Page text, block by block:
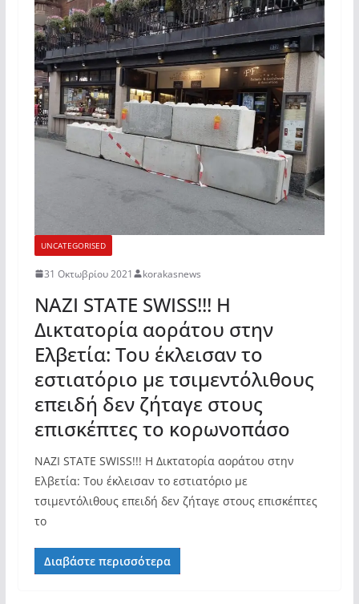
UNCATEGORISED
31 Οκτωβρίου 2021 korakasnews
NAZI STATE SWISS!!! Η
Δικτατορία αοράτου στην
Ελβετία: Του έκλεισαν το
εστιατόριο με τσιμεντόλιθους
επειδή δεν ζήταγε στους
επισκέπτες το κορωνοπάσο
NAZI STATE SWISS!!! Η Δικτατορία αοράτου στην
Ελβετία: Του έκλεισαν το εστιατόριο με
τσιμεντόλιθους επειδή δεν ζήταγε στους επισκέπτες
το
Διαβάστε περισσότερα